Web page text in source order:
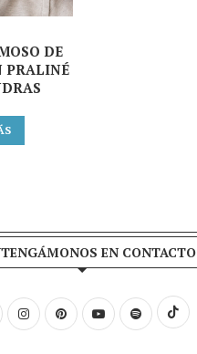
DE
PRALINÉ
EN CONTACTO